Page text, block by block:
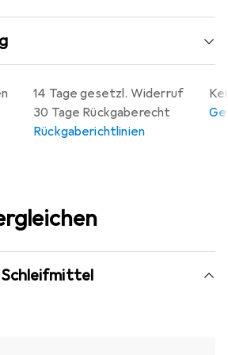
14 Tage gesetzl. Widerruf
30 Tage Rückgaberecht
Rückgaberichtlinien